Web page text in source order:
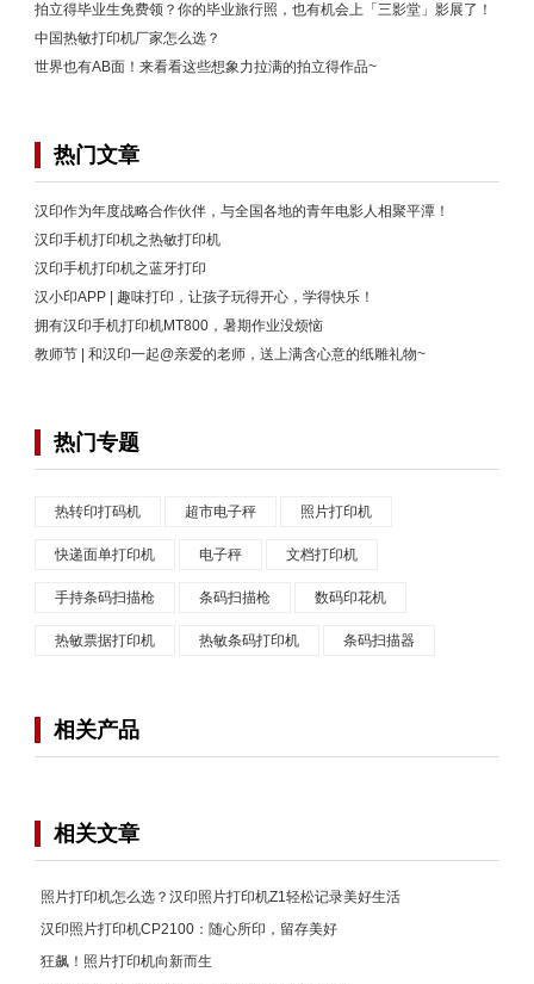
拍立得毕业生免费领？你的毕业旅行照，也有机会上「三影堂」影展了！
中国热敏打印机厂家怎么选？
世界也有AB面！来看看这些想象力拉满的拍立得作品~
热门文章
汉印作为年度战略合作伙伴，与全国各地的青年电影人相聚平潭！
汉印手机打印机之热敏打印机
汉印手机打印机之蓝牙打印
汉小印APP | 趣味打印，让孩子玩得开心，学得快乐！
拥有汉印手机打印机MT800，暑期作业没烦恼
教师节 | 和汉印一起@亲爱的老师，送上满含心意的纸雕礼物~
热门专题
热转印打码机 超市电子秤 照片打印机
快递面单打印机 电子秤 文档打印机
手持条码扫描枪 条码扫描枪 数码印花机
热敏票据打印机 热敏条码打印机 条码扫描器
相关产品
相关文章
照片打印机怎么选？汉印照片打印机Z1轻松记录美好生活
汉印照片打印机CP2100：随心所印，留存美好
狂飙！照片打印机向新而生